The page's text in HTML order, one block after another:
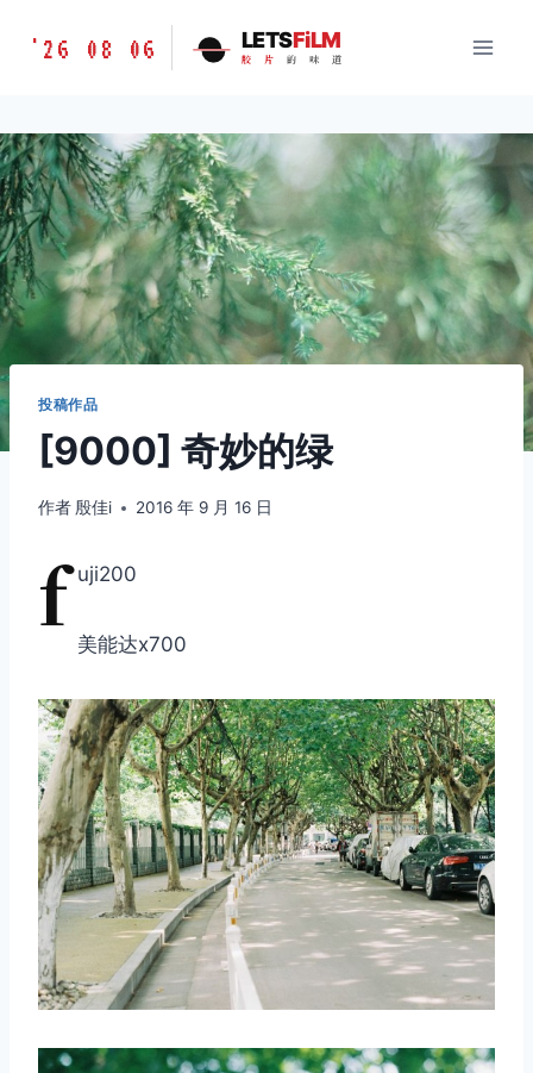
胶
味
道
LETSFILM
'26 08 06 LETSFiLM
胶 片 的 味 道
投稿作品
[9000] 奇妙的绿
作者 殷佳i 2016 年 9 月 16 日
f uji200
美能达x700